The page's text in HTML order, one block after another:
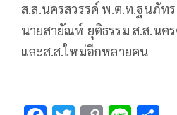
ส.ส.นครสวรรค์ พ.ต.ท.ฐนภัท
นายสายัณห์ ยุติธรรม ส.ส.นค
และส.ส.ใหม่อีกหลายคน